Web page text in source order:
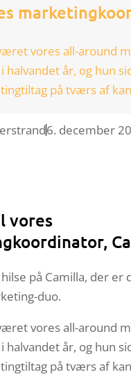
vores all-around
år, og hun
på tværs af
6. december
vores
på Camilla, der er
duo.
vores all-around
år, og hun
på tværs af